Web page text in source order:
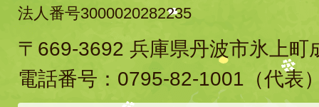
法人番号3000020282235
〒669-3692 兵庫県丹波市氷上町
電話番号： 0795-82-1001 （代表